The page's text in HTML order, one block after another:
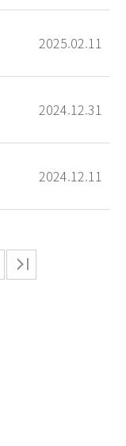
2025.02.11
2024.12.31
2024.12.11